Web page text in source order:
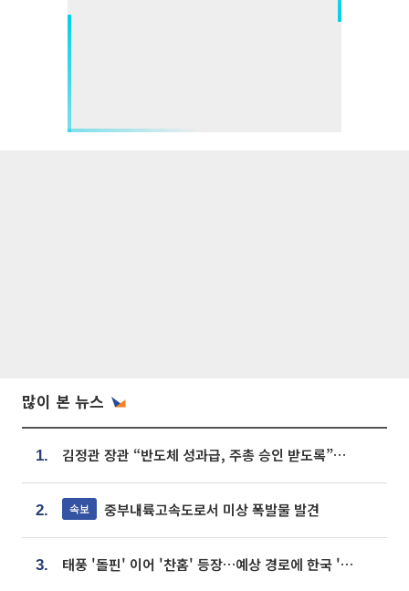
많이 본 뉴스
1. 김정관 장관 “반도체 성과급, 주총 승인 받도록”…상법·자본시장법 개정 시사
2. 속보 중부내륙고속도로서 미상 폭발물 발견
3. 태풍 '돌핀' 이어 '찬홈' 등장…예상 경로에 한국 '한숨'